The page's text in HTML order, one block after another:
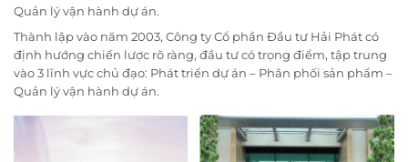
Quản lý vận hành dự án.
Thành lập vào năm 2003, Công ty Cổ phần Đầu tư Hải Phát có
định hướng chiến lược rõ ràng, đầu tư có trọng điểm, tập trung
vào 3 lĩnh vực chủ đạo: Phát triển dự án – Phân phối sản phẩm –
Quản lý vận hành dự án.